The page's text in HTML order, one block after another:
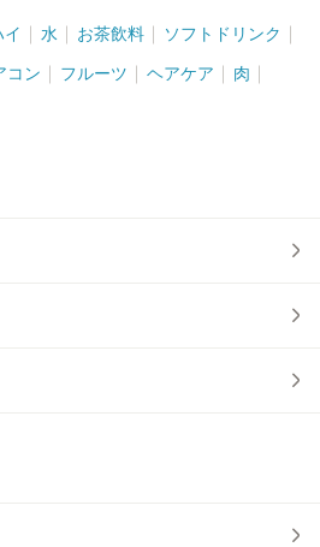
水 お茶飲料 ソフトドリンク
コン フルーツ ヘアケア 肉